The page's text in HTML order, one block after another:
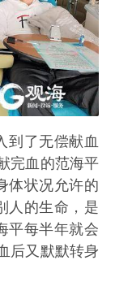
到了无偿献血
完血的范海平
体状况允许的
人的生命，是
平每半年就会
后又默默转身